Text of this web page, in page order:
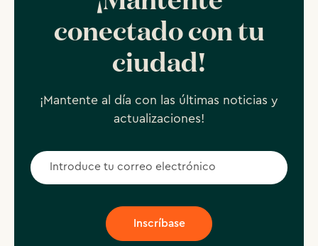
conectado con tu
ciudad!
¡Mantente al día con las últimas noticias y
actualizaciones!